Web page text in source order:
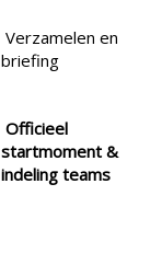
Verzamelen en
briefing
Officieel
startmoment &
indeling teams